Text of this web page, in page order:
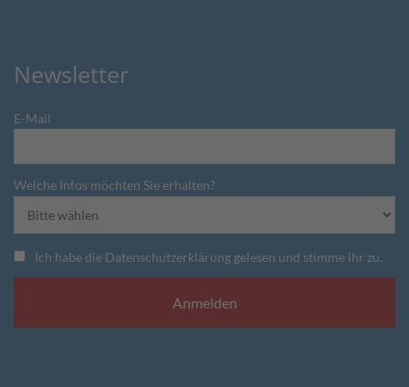
Newsletter
E-Mail
Welche Infos möchten Sie erhalten?
Ich habe die Datenschutzerklärung gelesen und stimme ihr zu.